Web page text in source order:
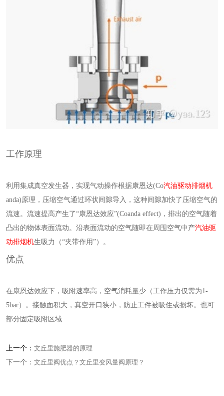
工作原理
利用集成真空发生器，实现气动操作根据康恩达(Co汽油驱动排烟机
anda)原理，压缩空气通过环状间隙导入，这种间隙加快了压缩空气的
流速。流速提高产生了“康恩达效应”(Coanda effect)，排出的空气随着
凸出的物体表面流动。沿表面流动的空气随即在周围空气中产汽油驱
动排烟机生吸力（“夹带作用”）。
优点
在康恩达效应下，吸附速率高，空气消耗量少（工作压力仅需为1-
5bar）。接触面积大，真空开口狭小，防止工件被吸住或损坏。也可
部分固定吸附区域
上一个： 文丘里施肥器的原理
下一个： 文丘里阀优点？文丘里变风量阀原理？